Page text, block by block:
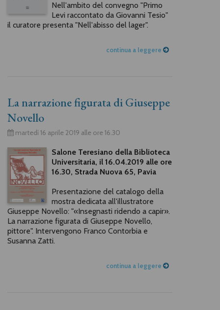
Nell'ambito del convegno "Primo
Levi raccontato da Giovanni Tesio"
il curatore presenta "Nell'abisso del lager".
continua a leggere
La narrazione figurata di Giuseppe
Novello
martedì 16 aprile 2019 alle ore 16.30
Salone Teresiano della Biblioteca
Universitaria, il 16.04.2019 alle ore
16.30, Strada Nuova 65, Pavia
Presentazione del catalogo della
mostra dedicata all'illustratore
Giuseppe Novello: "«Insegnasti ridendo a capir».
La narrazione figurata di Giuseppe Novello,
pittore". Intervengono Franco Contorbia e
Susanna Zatti.
continua a leggere